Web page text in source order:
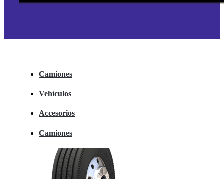
Camiones
Vehículos
Accesorios
Camiones